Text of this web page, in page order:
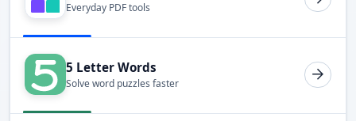
Everyday PDF tools
5 Letter Words
Solve word puzzles faster